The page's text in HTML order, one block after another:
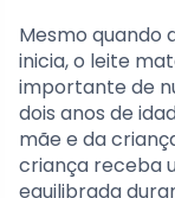
Mesmo quando
inicia, o leite
importante de
dois anos de
mãe e da
criança receba
equilibrada